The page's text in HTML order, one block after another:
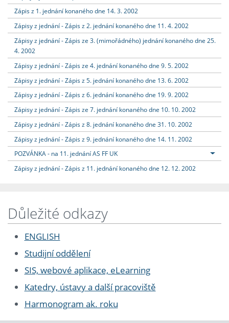
Zápis z 1. jednání konaného dne 14. 3. 2002
Zápisy z jednání - Zápis z 2. jednání konaného dne 11. 4. 2002
Zápisy z jednání - Zápis ze 3. (mimořádného) jednání konaného dne 25.
4. 2002
Zápisy z jednání - Zápis ze 4. jednání konaného dne 9. 5. 2002
Zápisy z jednání - Zápis z 5. jednání konaného dne 13. 6. 2002
Zápisy z jednání - Zápis z 6. jednání konaného dne 19. 9. 2002
Zápisy z jednání - Zápis ze 7. jednání konaného dne 10. 10. 2002
Zápisy z jednání - Zápis z 8. jednání konaného dne 31. 10. 2002
Zápisy z jednání - Zápis z 9. jednání konaného dne 14. 11. 2002
POZVÁNKA - na 11. jednání AS FF UK
Zápisy z jednání - Zápis z 11. jednání konaného dne 12. 12. 2002
Důležité odkazy
ENGLISH
Studijní oddělení
SIS, webové aplikace, eLearning
Katedry, ústavy a další pracoviště
Harmonogram ak. roku